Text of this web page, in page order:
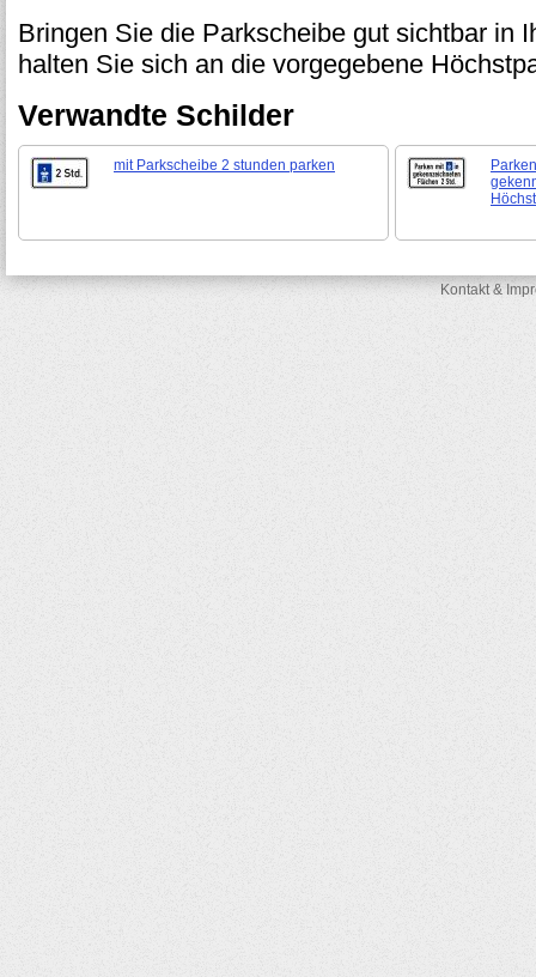
Bringen Sie die Parkscheibe gut sichtbar in
halten Sie sich an die vorgegebene
Verwandte Schilder
mit Parkscheibe 2 stunden parken
Kontakt &